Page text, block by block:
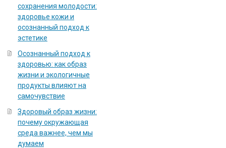
сохранения молодости:
здоровье кожи и
осознанный подход к
эстетике
Осознанный подход к
здоровью: как образ
жизни и экологичные
продукты влияют на
самочувствие
Здоровый образ жизни:
почему окружающая
среда важнее, чем мы
думаем